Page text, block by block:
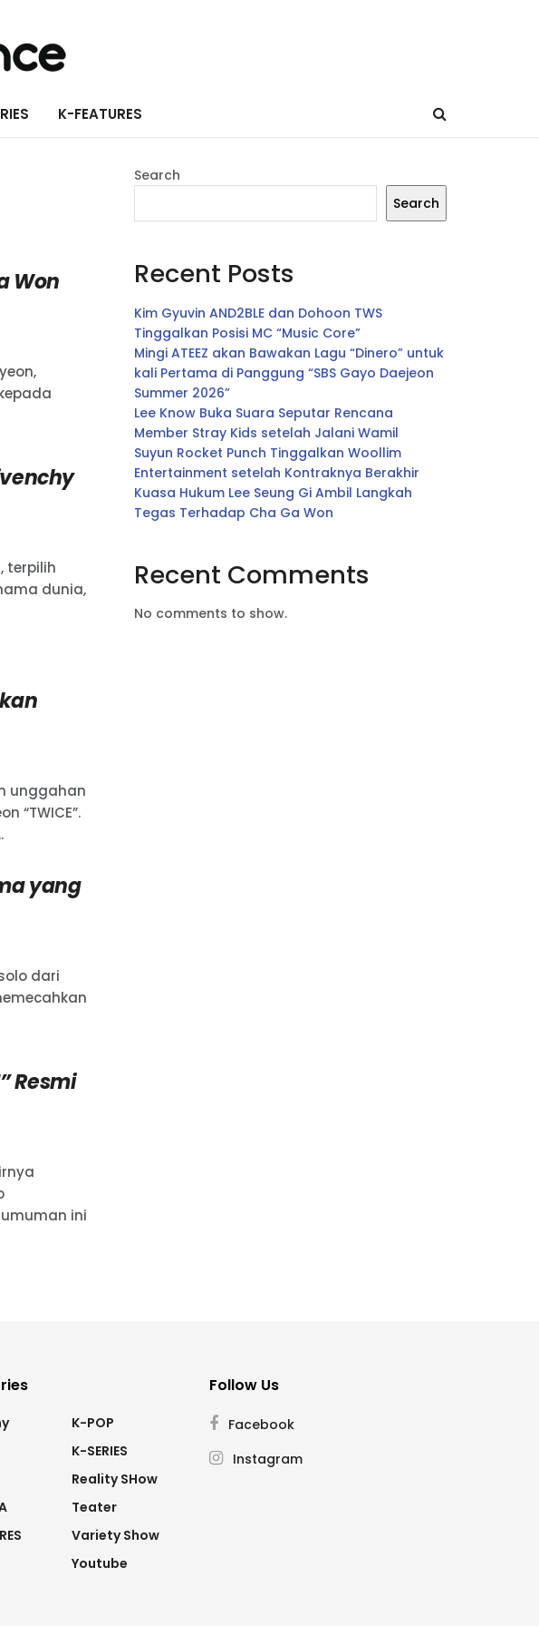
K-FEATURES
Won
terpilih
dunia,
unggahan
“TWICE”.
yang
dari
Resmi
ini
Search
Search
Recent Posts
Kim Gyuvin AND2BLE dan Dohoon TWS
Tinggalkan Posisi MC “Music Core”
Mingi ATEEZ akan Bawakan Lagu “Dinero” untuk
kali Pertama di Panggung “SBS Gayo Daejeon
Summer 2026”
Lee Know Buka Suara Seputar Rencana
Member Stray Kids setelah Jalani Wamil
Suyun Rocket Punch Tinggalkan Woollim
Entertainment setelah Kontraknya Berakhir
Kuasa Hukum Lee Seung Gi Ambil Langkah
Tegas Terhadap Cha Ga Won
Recent Comments
No comments to show.
K-POP
K-SERIES
Reality SHow
Teater
Variety Show
Youtube
Follow Us
Facebook
Instagram